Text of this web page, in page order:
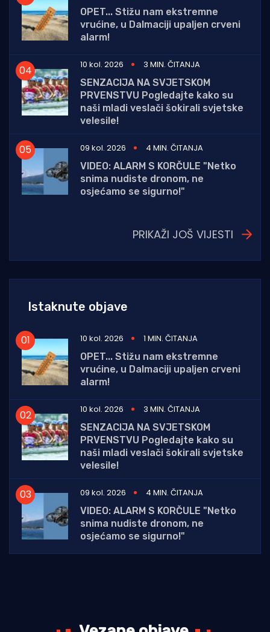
OPET... Stižu nam ekstremne
vrućine, u Dalmaciji upaljen crveni
alarm!
10 kol. 2026
3 MIN. ČITANJA
SENZACIJA NA SVJETSKOM
PRVENSTVU Pogledajte kako su
naši mladi veslači šokirali svjetske
velesile!
09 kol. 2026
4 MIN. ČITANJA
VIDEO: ALARM S KORČULE "Netko
snima nudiste dronom, ne
osjećamo se sigurno!"
PRIKAŽI JOŠ VIJESTI
Istaknute objave
10 kol. 2026
1 MIN. ČITANJA
OPET... Stižu nam ekstremne
vrućine, u Dalmaciji upaljen crveni
alarm!
10 kol. 2026
3 MIN. ČITANJA
SENZACIJA NA SVJETSKOM
PRVENSTVU Pogledajte kako su
naši mladi veslači šokirali svjetske
velesile!
09 kol. 2026
4 MIN. ČITANJA
VIDEO: ALARM S KORČULE "Netko
snima nudiste dronom, ne
osjećamo se sigurno!"